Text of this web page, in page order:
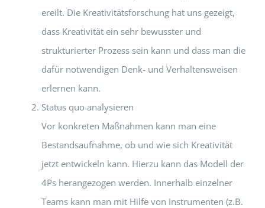
ereilt. Die Kreativitätsforschung hat uns gezeigt,
dass Kreativität ein sehr bewusster und
strukturierter Prozess sein kann und dass man die
dafür notwendigen Denk- und Verhaltensweisen
erlernen kann.
Status quo analysieren
Vor konkreten Maßnahmen kann man eine
Bestandsaufnahme, ob und wie sich Kreativität
jetzt entwickeln kann. Hierzu kann das Modell der
4Ps herangezogen werden. Innerhalb einzelner
Teams kann man mit Hilfe von Instrumenten (z.B.